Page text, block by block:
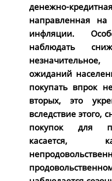
денежно-
направленная
инфляции.
наблюдать
ожиданий
покупать впрок
вторых, это
вследствие этого,
покупок для
касается,